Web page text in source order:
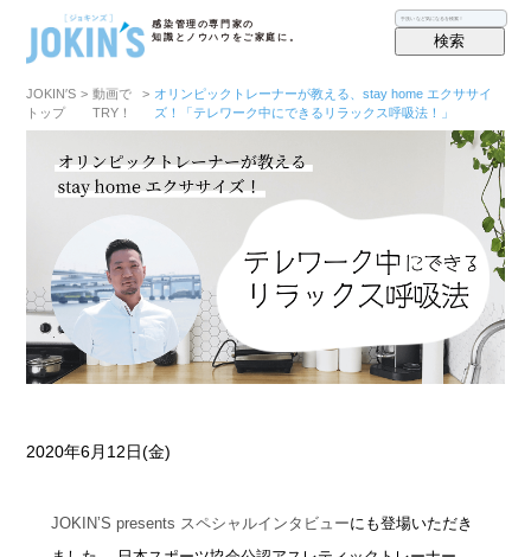
感染管理の専門家の
知識とノウハウをご家庭に。
検索
JOKIN′S
トップ
> 動画で
TRY！
> オリンピックトレーナーが教える、stay home エクササイ
ズ！「テレワーク中にできるリラックス呼吸法！」
2020年6月12日(金)
JOKIN’S presents スペシャルインタビューにも登場いただき